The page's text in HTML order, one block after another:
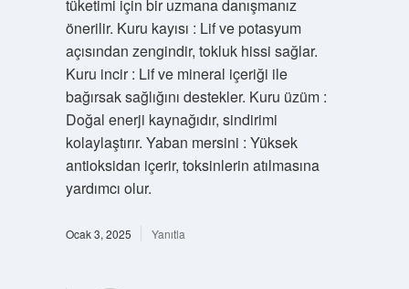
tüketimi için bir uzmana danışmanız
önerilir. Kuru kayısı : Lif ve potasyum
açısından zengindir, tokluk hissi sağlar.
Kuru incir : Lif ve mineral içeriği ile
bağırsak sağlığını destekler. Kuru üzüm :
Doğal enerji kaynağıdır, sindirimi
kolaylaştırır. Yaban mersini : Yüksek
antioksidan içerir, toksinlerin atılmasına
yardımcı olur.
Ocak 3, 2025 Yanıtla